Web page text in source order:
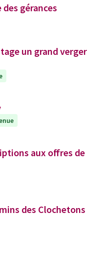
gérances
un grand verger
aux offres de
des Clochetons